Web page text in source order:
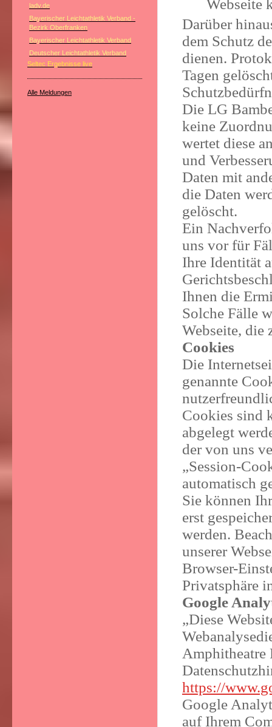
Webseite
Darüber
dem Schutz
dienen.
Tagen
Die LG
keine
wertet diese
und
Daten mit
die Daten
gelöscht.
Ein
uns vor für
Ihre Identität
Ihnen die
Solche Fälle
Webseite, die
Cookies
Die
genannte
Cookies sind
abgelegt
der von uns
„Session-
automatisch
Sie können
erst
werden.
unserer
Browser-
Privatsphäre
Google
„Diese
https://
Google
auf Ihrem
ladv.de
Bayerischer Leichtathletik Verband -
Bezirk Oberfranken
Bayerischer Leichtathletik Verband
Deutscher Leichtathletik Verband
Seltec Ergebnisse live
Alle Meldungen